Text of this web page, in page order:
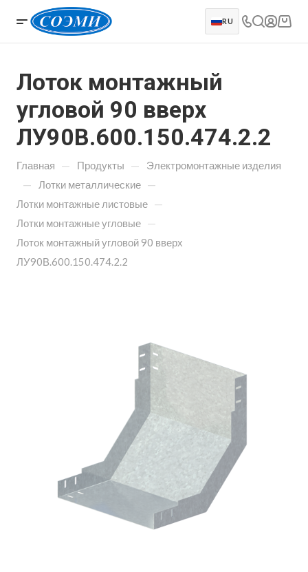
RU
Лоток монтажный
угловой 90 вверх
ЛУ90В.600.150.474.2.2
Главная — Продукты — Электромонтажные изделия
— Лотки металлические —
Лотки монтажные листовые —
Лотки монтажные угловые —
Лоток монтажный угловой 90 вверх
ЛУ90В.600.150.474.2.2